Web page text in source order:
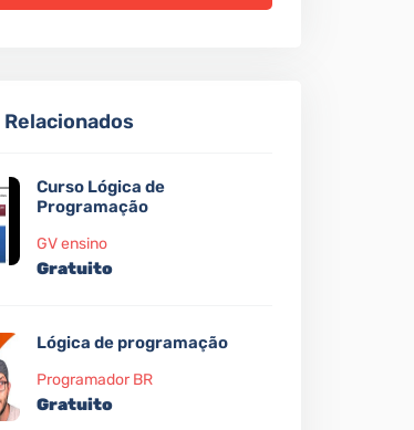
Curso Lógica de
Programação
GV ensino
Gratuito
Lógica de programação
Programador BR
Gratuito